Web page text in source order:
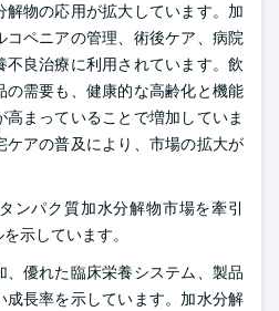
物の応用が拡大しています。加
ペニアの管理、術後ケア、病院
良治療に利用されています。飲
需要も、健康的な高齢化と機能
まっていることで増加していま
アの普及により、市場の拡大が
ンパク質加水分解物市場を牽引
示しています。
優れた臨床栄養システム、製品
長率を示しています。加水分解